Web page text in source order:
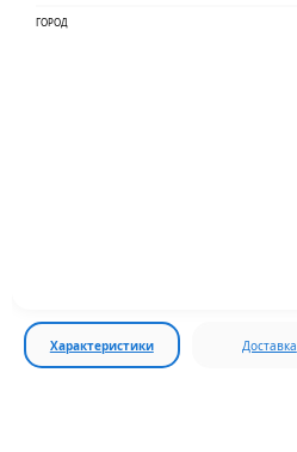
ГОРОД
Характеристики Доставка